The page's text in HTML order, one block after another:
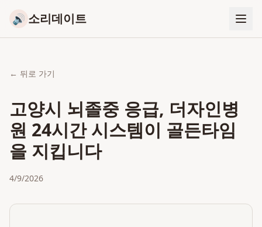
🔊 소리데이트
← 뒤로 가기
고양시 뇌졸중 응급, 더자인병
원 24시간 시스템이 골든타임
을 지킵니다
4/9/2026